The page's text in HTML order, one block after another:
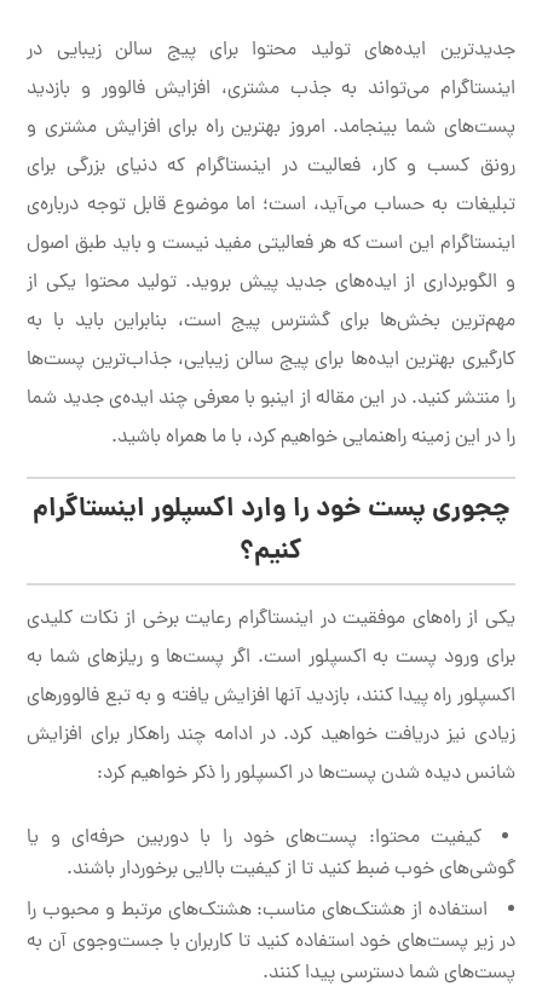
جدیدترین ایده‌های تولید محتوا برای پیج سالن زیبایی در
اینستاگرام می‌تواند به جذب مشتری، افزایش فالوور و بازدید
پست‌های شما بینجامد. امروز بهترین راه برای افزایش مشتری و
رونق کسب و کار، فعالیت در اینستاگرام که دنیای بزرگی برای
تبلیغات به حساب می‌آید، است؛ اما موضوع قابل توجه درباره‌ی
اینستاگرام این است که هر فعالیتی مفید نیست و باید طبق اصول
و الگوبرداری از ایده‌های جدید پیش بروید. تولید محتوا یکی از
مهم‌ترین بخش‌ها برای گشترس پیج است، بنابراین باید با به
کارگیری بهترین ایده‌ها برای پیج سالن زیبایی، جذاب‌ترین پست‌ها
را منتشر کنید. در این مقاله از اینبو با معرفی چند ایده‌ی جدید شما
را در این زمینه راهنمایی خواهیم کرد، با ما همراه باشید.
چجوری پست خود را وارد اکسپلور اینستاگرام
کنیم؟
یکی از راه‌های موفقیت در اینستاگرام رعایت برخی از نکات کلیدی
برای ورود پست به اکسپلور است. اگر پست‌ها و ریلزهای شما به
اکسپلور راه پیدا کنند، بازدید آنها افزایش یافته و به تبع فالوورهای
زیادی نیز دریافت خواهید کرد. در ادامه چند راهکار برای افزایش
شانس دیده شدن پست‌ها در اکسپلور را ذکر خواهیم کرد:
کیفیت محتوا: پست‌های خود را با دوربین حرفه‌ای و یا
گوشی‌های خوب ضبط کنید تا از کیفیت بالایی برخوردار باشند.
استفاده از هشتک‌های مناسب: هشتک‌های مرتبط و محبوب را
در زیر پست‌های خود استفاده کنید تا کاربران با جست‌وجوی آن به
پست‌های شما دسترسی پیدا کنند.